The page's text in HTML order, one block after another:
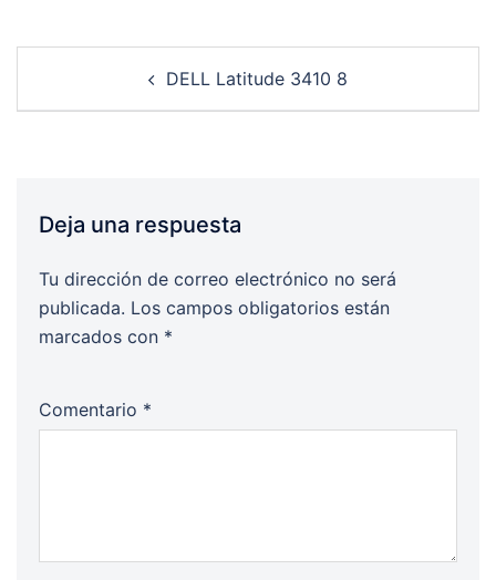
DELL Latitude 3410 8
Deja una respuesta
Tu dirección de correo electrónico no será
publicada. Los campos obligatorios están
marcados con *
Comentario *